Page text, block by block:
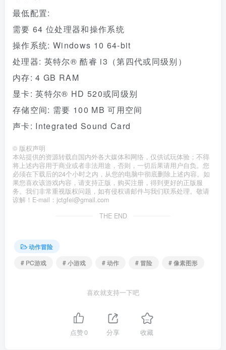
最低配置:
需要 64 位处理器和操作系统
操作系统: Windows 10 64-bit
处理器: 英特尔® 酷睿 i3（第四代或同级别）
内存: 4 GB RAM
显卡: 英特尔® HD 520或同级别
存储空间: 需要 100 MB 可用空间
声卡: Integrated Sound Card
© 版权声明
本站提供的资源转载自国内外各大媒体和网络，仅供试玩体验；不得
将上述内容用于商业或者非法用途，否则，一切后果请用户自负。您
必须在下载后的24个小时之内，从您的电脑中彻底删除上述内容。如
果您喜欢该游戏内容，请支持正版，购买注册，得到更好的正版服
务。我们非常重视版权问题，如有侵权请邮件与我们联系处理。敬请
谅解！E-mail：jctgfei@gmail.com
THE END
动作冒险
# PC游戏
# 小游戏 # 动作 # 冒险 # 像素图形
喜欢就支持一下吧
点赞0 分享 收藏